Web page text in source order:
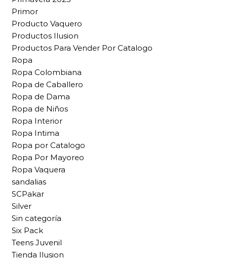
Primor
Producto Vaquero
Productos Ilusion
Productos Para Vender Por Catalogo
Ropa
Ropa Colombiana
Ropa de Caballero
Ropa de Dama
Ropa de Niños
Ropa Interior
Ropa Intima
Ropa por Catalogo
Ropa Por Mayoreo
Ropa Vaquera
sandalias
SCPakar
Silver
Sin categoría
Six Pack
Teens Juvenil
Tienda Ilusion